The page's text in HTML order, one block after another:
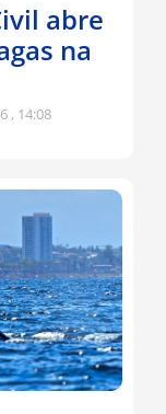
abre
na
14:08